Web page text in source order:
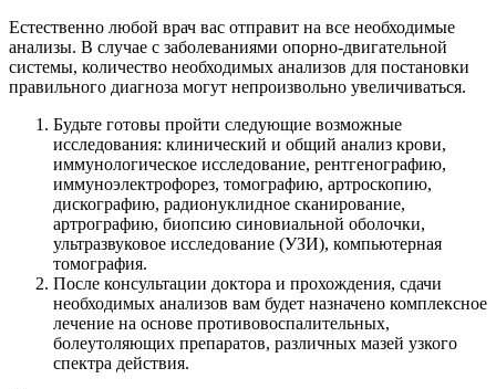
Естественно любой врач вас отправит на все необходимые
анализы. В случае с заболеваниями опорно-двигательной
системы, количество необходимых анализов для постановки
правильного диагноза могут непроизвольно увеличиваться.
Будьте готовы пройти следующие возможные
исследования: клинический и общий анализ крови,
иммунологическое исследование, рентгенографию,
иммуноэлектрофорез, томографию, артроскопию,
дискографию, радионуклидное сканирование,
артрографию, биопсию синовиальной оболочки,
ультразвуковое исследование (УЗИ), компьютерная
томография.
После консультации доктора и прохождения, сдачи
необходимых анализов вам будет назначено комплексное
лечение на основе противовоспалительных,
болеутоляющих препаратов, различных мазей узкого
спектра действия.